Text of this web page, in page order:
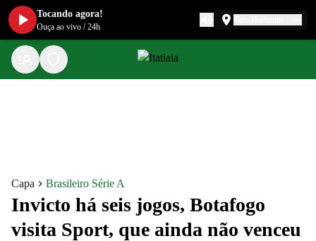
Capa Brasileiro Série A
Invicto há seis jogos, Botafogo
visita Sport, que ainda não venceu
Tocando agora!
Ouça ao vivo /24h